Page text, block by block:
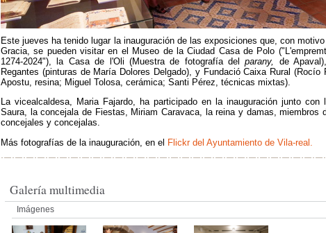
Este jueves ha tenido lugar la inauguración de las exposiciones que, con
Gracia, se pueden visitar en el Museo de la Ciudad Casa de Polo
1274-2024"), la Casa de l'Oli (Muestra de fotografía delparany,
de
Regantes (pinturas de María Dolores Delgado), y Fundació Caixa Rural (Rocío
Apostu, resina; Miguel Tolosa, cerámica; Santi Pérez, técnicas mixtas).
La vicealcaldesa, Maria Fajardo, ha participado en la inauguración junto con
Saura, la concejala de Fiestas, Miriam Caravaca, la reina y damas, miembros
concejales y concejalas.
Más fotografías de la inauguración, en el Flickr del Ayuntamiento de Vila-real.
Galería multimedia
Imágenes